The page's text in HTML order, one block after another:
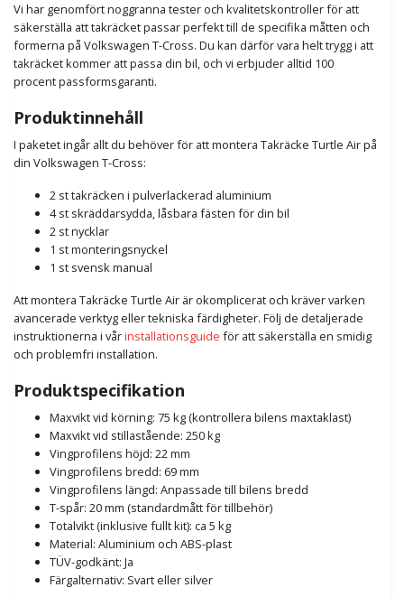
Vi har genomfört noggranna tester och kvalitetskontroller för att
säkerställa att takräcket passar perfekt till de specifika måtten och
formerna på Volkswagen T-Cross. Du kan därför vara helt trygg i att
takräcket kommer att passa din bil, och vi erbjuder alltid 100
procentpassformsgaranti.
Produktinnehåll
I paketet ingår allt du behöver för att montera Takräcke Turtle Air på
din Volkswagen T-Cross:
2 st takräcken i pulverlackerad aluminium
4 st skräddarsydda, låsbara fästen för din bil
2 st nycklar
1 st monteringsnyckel
1 st svensk manual
Att montera Takräcke Turtle Air är okomplicerat och kräver varken
avancerade verktyg eller tekniska färdigheter. Följ de detaljerade
instruktionerna i vårinstallationsguide för att säkerställa en smidig
och problemfri installation.
Produktspecifikation
Maxvikt vid körning: 75 kg (kontrollera bilens maxtaklast)
Maxvikt vid stillastående: 250 kg
Vingprofilens höjd: 22 mm
Vingprofilens bredd: 69 mm
Vingprofilens längd: Anpassade till bilens bredd
T-spår: 20 mm (standardmått för tillbehör)
Totalvikt (inklusive fullt kit): ca 5 kg
Material: Aluminium och ABS-plast
TÜV-godkänt: Ja
Färgalternativ: Svart eller silver